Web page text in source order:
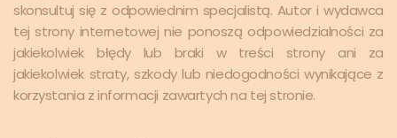
skonsultuj się z odpowiednim specjalistą. Autor i wydawca
tej strony internetowej nie ponoszą odpowiedzialności za
jakiekolwiek błędy lub braki w treści strony ani za
jakiekolwiek straty, szkody lub niedogodności wynikające z
korzystania z informacji zawartych na tej stronie.